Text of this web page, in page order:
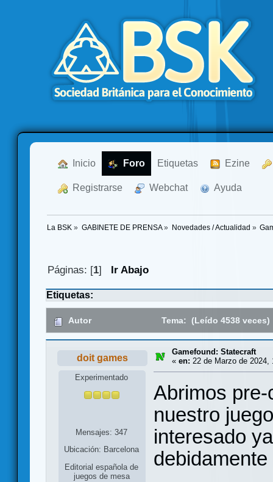
Inicio Foro Etiquetas Ezine
Registrarse Webchat Ayuda
La BSK » GABINETE DE PRENSA» Novedades / Actualidad »
Páginas: [1] Ir Abajo
Etiquetas:
Autor Tema: (Leído 4538 veces)
doit games
Experimentado
Mensajes: 347
Ubicación: Barcelona
Editorial española de
juegos de mesa
Gamefound: Statecraft
« en: 22 de Marzo de 2024,
Abrimos
nuestro
interesado